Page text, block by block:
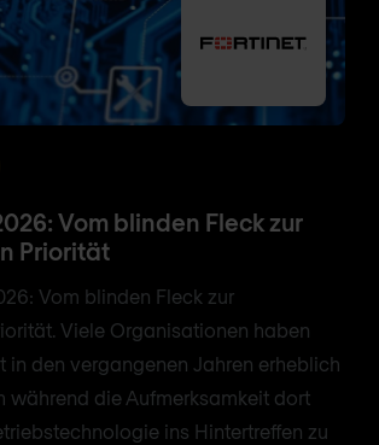
Vom blinden Fleck zur
Priorität
Vom blinden Fleck zur
Viele Organisationen haben
in den vergangenen Jahren erheblich
während die Aufmerksamkeit dort
ins Hintertreffen zu